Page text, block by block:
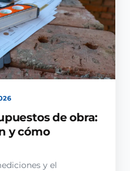
de obra:
y cómo
y el